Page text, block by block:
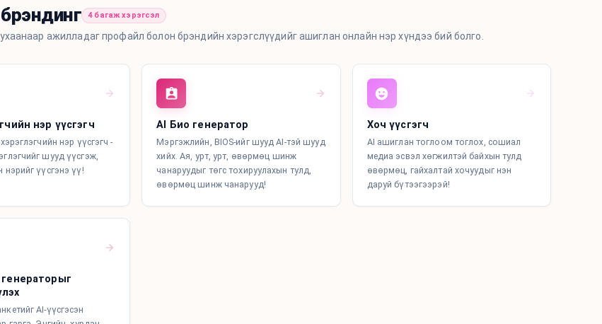
4 багаж хэрэгсэл
ажилладаг профайл болон брэндийн хэрэгслүүдийг ашиглан онлайн нэр хүндээ бий болго.
нэр үүсгэгч
нэр үүсгэгч -
шууд үүсгэж,
нэрийг үүсгэнэ үү!
AI Био генератор
Мэргэжлийн, BIOS-ийг шууд AI-тэй шууд
хийх. Ая, урт, урт, өвөрмөц шинж
чанаруудыг төгс тохируулахын тулд,
өвөрмөц шинж чанарууд!
Хоч үүсгэгч
AI ашиглан тоглоом тоглох, сошиал
медиа эсвэл хөгжилтэй байхын тулд
өвөрмөц, гайхалтай хочуудыг нэн
даруй бүтээгээрэй!
генераторыг
AI-үүсгэсэн